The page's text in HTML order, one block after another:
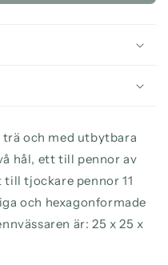
och med utbytbara
hål, ett till pennor av
tjockare pennor 11
och hexagonformade
är: 25 x 25 x